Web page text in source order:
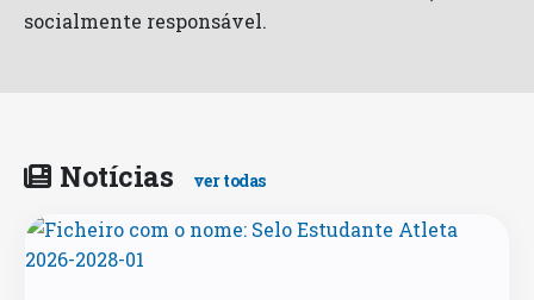
socialmente responsável.
Notícias ver todas